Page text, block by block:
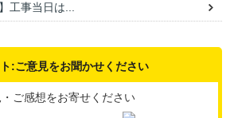
工事当日は...
:ご意見をお聞かせください
・ご感想をお寄せください